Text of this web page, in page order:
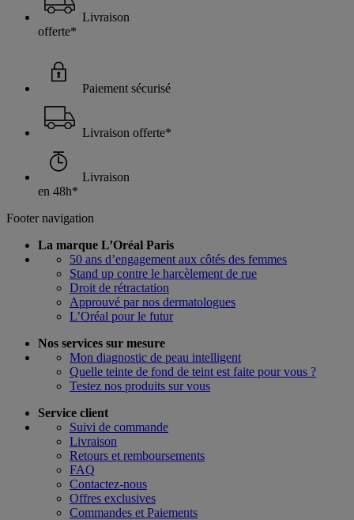
Livraison
offerte*
Paiement sécurisé
Livraison offerte*
Livraison
en 48h*
Footer navigation
La marque L’Oréal Paris
50 ans d’engagement aux côtés des femmes
Stand up contre le harcèlement de rue
Droit de rétractation
Approuvé par nos dermatologues
L’Oréal pour le futur
Nos services sur mesure
Mon diagnostic de peau intelligent
Quelle teinte de fond de teint est faite pour vous ?
Testez nos produits sur vous
Service client
Suivi de commande
Livraison
Retours et remboursements
FAQ
Contactez-nous
Offres exclusives
Commandes et Paiements